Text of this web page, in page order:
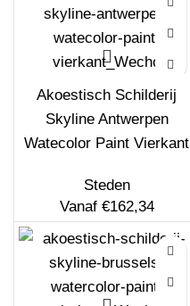
Akoestisch Schilderij
Skyline Antwerpen
Watecolor Paint Vierkant
Steden
Vanaf €162,34